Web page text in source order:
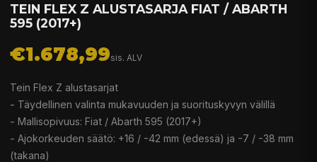
TEIN FLEX Z ALUSTASARJA FIAT / ABARTH
595 (2017+)
€1.678,99sis. ALV
Tein Flex Z alustasarjat
- Täydellinen valinta mukavuuden ja suorituskyvyn välillä
- Mallisopivuus: Fiat / Abarth 595 (2017+)
- Ajokorkeuden säätö: +16 / -42 mm (edessä) ja -7 / -38 mm
(takana)